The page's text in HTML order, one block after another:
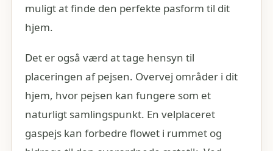
muligt at finde den perfekte pasform til dit
hjem.
Det er også værd at tage hensyn til
placeringen af pejsen. Overvej områder i dit
hjem, hvor pejsen kan fungere som et
naturligt samlingspunkt. En velplaceret
gaspejs kan forbedre flowet i rummet og